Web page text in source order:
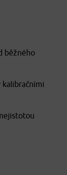
běžného
kalibračními